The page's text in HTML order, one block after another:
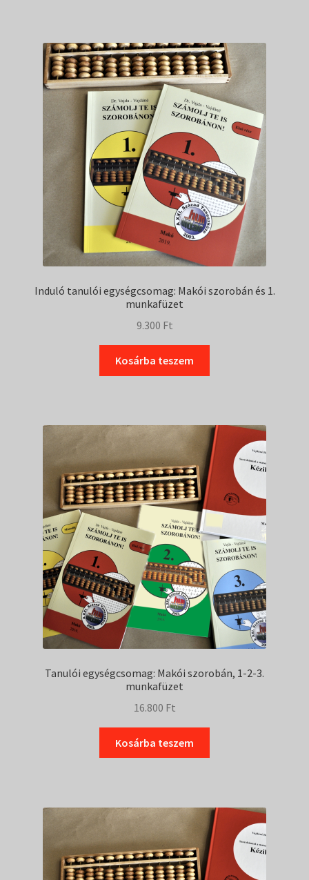
Induló tanulói egységcsomag: Makói szorobán és 1.
munkafüzet
9.300 Ft
Kosárba teszem
Tanulói egységcsomag: Makói szorobán, 1-2-3.
munkafüzet
16.800 Ft
Kosárba teszem